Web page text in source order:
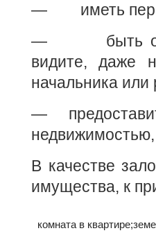
— иметь
— быть
видите, даже
начальника или
—
В качестве
имущества, к
комната в квартире;